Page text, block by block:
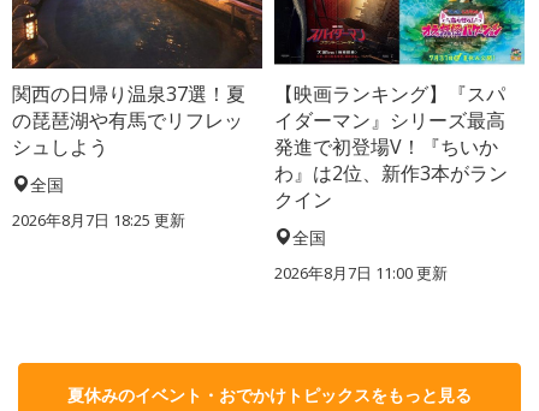
関西の日帰り温泉37選！夏
の琵琶湖や有馬でリフレッ
シュしよう
全国
2026年8月7日 18:25 更新
【映画ランキング】『スパ
イダーマン』シリーズ最高
発進で初登場V！『ちいか
わ』は2位、新作3本がラン
クイン
全国
2026年8月7日 11:00更新
夏休みのイベント・おでかけトピックスをもっと見る